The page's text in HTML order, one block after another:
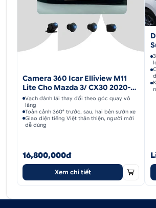
Camera 360 Icar Elliview M11
Lite Cho Mazda 3/ CX30 2020-
2022
Vạch đánh lái thay đổi theo góc quay vô
lăng
Toàn cảnh 360° trước, sau, hai bên sườn xe
Giao diện tiếng Việt thân thiện, người mới
dễ dùng
16,800,000đ
Xem chi tiết